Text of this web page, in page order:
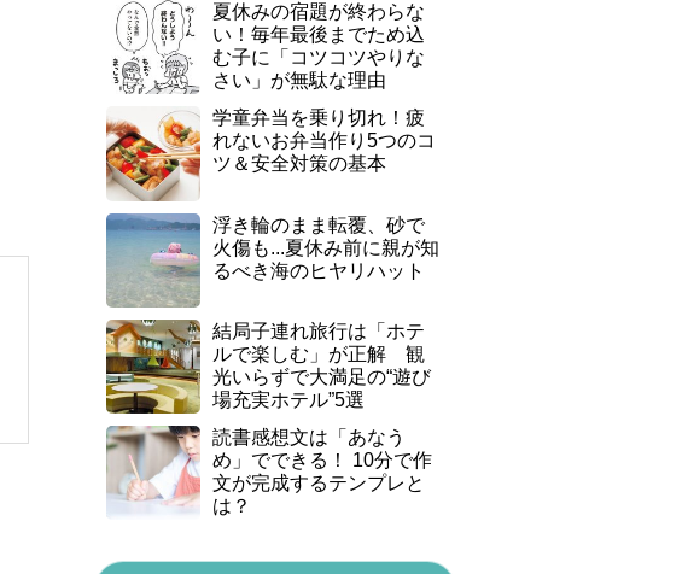
夏休みの宿題が終わらな
い！毎年最後までため込
む子に「コツコツやりな
さい」が無駄な理由
学童弁当を乗り切れ！疲
れないお弁当作り5つのコ
ツ＆安全対策の基本
浮き輪のまま転覆、砂で
火傷も...夏休み前に親が知
るべき海のヒヤリハット
結局子連れ旅行は「ホテ
ルで楽しむ」が正解 観
光いらずで大満足の“遊び
場充実ホテル”5選
読書感想文は「あなう
め」でできる！ 10分で作
文が完成するテンプレと
は？